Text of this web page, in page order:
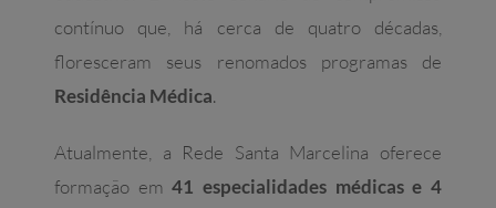
contínuo que, há cerca de quatro décadas,
floresceram seus renomados programas de
Residência Médica.
Atualmente, a Rede Santa Marcelina oferece
formação em41 especialidades médicas e 4